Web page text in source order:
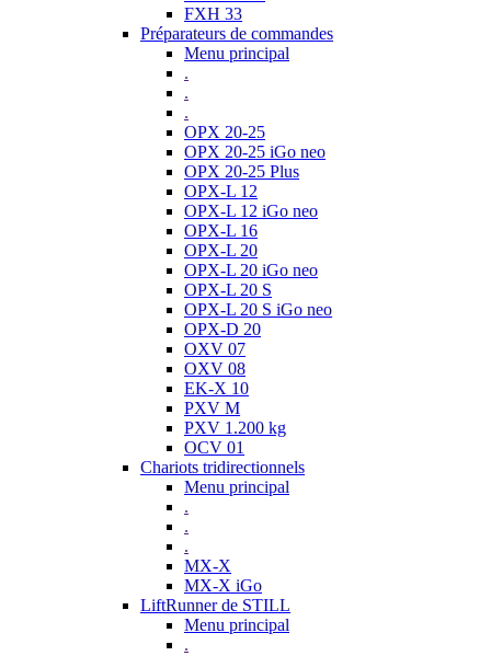
FXH 33
Préparateurs de commandes
Menu principal
.
.
.
OPX 20-25
OPX 20-25 iGo neo
OPX 20-25 Plus
OPX-L 12
OPX-L 12 iGo neo
OPX-L 16
OPX-L 20
OPX-L 20 iGo neo
OPX-L 20 S
OPX-L 20 S iGo neo
OPX-D 20
OXV 07
OXV 08
EK-X 10
PXV M
PXV 1.200 kg
OCV 01
Chariots tridirectionnels
Menu principal
.
.
.
MX-X
MX-X iGo
LiftRunner de STILL
Menu principal
.